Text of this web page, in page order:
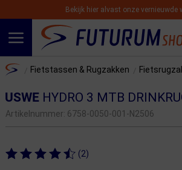
Bekijk hier alvast onze vernieuwde
Home Fietstassen & Rugzakken
USWEHYDRO 3 MTB
Artikelnummer: 6758-0050-001-N2506
(2)